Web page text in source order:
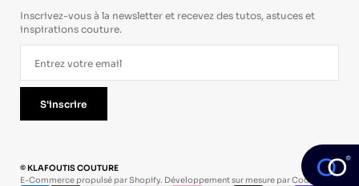
Inscrivez-vous à la newsletter et recevez des tutos, astuces et
inspirations couture.
S'inscrire
© KLAFOUTIS COUTURE
E-Commerce propulsé par Shopify. Développement sur mesure parCodevo.